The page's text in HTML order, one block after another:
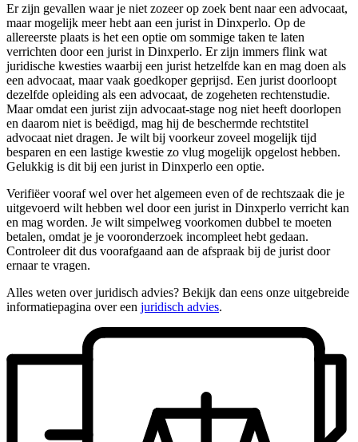
Er zijn gevallen waar je niet zozeer op zoek bent naar een advocaat,
maar mogelijk meer hebt aan een jurist in Dinxperlo. Op de
allereerste plaats is het een optie om sommige taken te laten
verrichten door een jurist in Dinxperlo. Er zijn immers flink wat
juridische kwesties waarbij een jurist hetzelfde kan en mag doen als
een advocaat, maar vaak goedkoper geprijsd. Een jurist doorloopt
dezelfde opleiding als een advocaat, de zogeheten rechtenstudie.
Maar omdat een jurist zijn advocaat-stage nog niet heeft doorlopen
en daarom niet is beëdigd, mag hij de beschermde rechtstitel
advocaat niet dragen. Je wilt bij voorkeur zoveel mogelijk tijd
besparen en een lastige kwestie zo vlug mogelijk opgelost hebben.
Gelukkig is dit bij een jurist in Dinxperlo een optie.
Verifiëer vooraf wel over het algemeen even of de rechtszaak die je
uitgevoerd wilt hebben wel door een jurist in Dinxperlo verricht kan
en mag worden. Je wilt simpelweg voorkomen dubbel te moeten
betalen, omdat je je vooronderzoek incompleet hebt gedaan.
Controleer dit dus voorafgaand aan de afspraak bij de jurist door
ernaar te vragen.
Alles weten over juridisch advies? Bekijk dan eens onze uitgebreide
informatiepagina over een juridisch advies.